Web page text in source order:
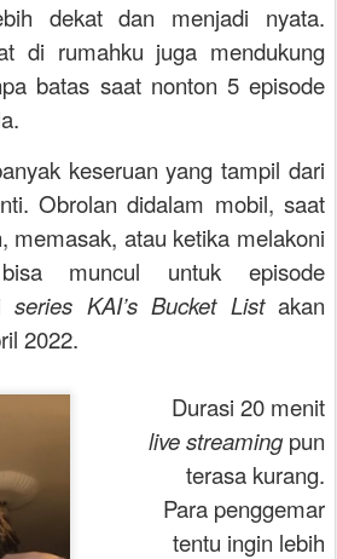
dekat dan menjadi nyata.
di rumahku juga mendukung
batas saat nonton 5 episode
keseruan yang tampil dari
Obrolan didalam mobil, saat
memasak, atau ketika melakoni
muncul untuk episode
series KAI’s Bucket Listakan
2022.
Durasi 20 menit
live streamingpun
terasa kurang.
Para penggemar
tentu ingin lebih